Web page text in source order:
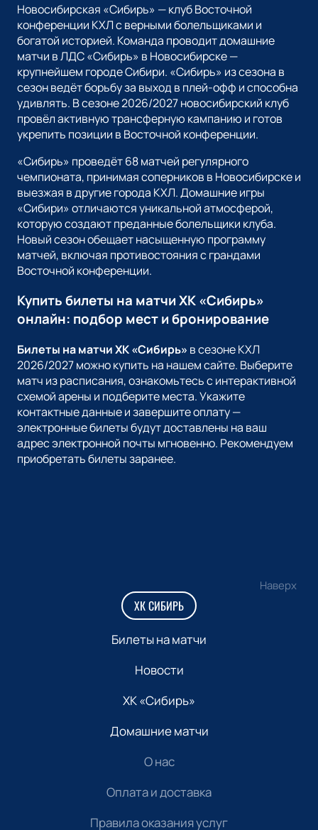
Новосибирская «Сибирь» — клуб Восточной
конференции КХЛ с верными болельщиками и
богатой историей. Команда проводит домашние
матчи в ЛДС «Сибирь» в Новосибирске —
крупнейшем городе Сибири. «Сибирь» из сезона в
сезон ведёт борьбу за выход в плей-офф и способна
удивлять. В сезоне 2026/2027 новосибирский клуб
провёл активную трансферную кампанию и готов
укрепить позиции в Восточной конференции.
«Сибирь» проведёт 68 матчей регулярного
чемпионата, принимая соперников в Новосибирске и
выезжая в другие города КХЛ. Домашние игры
«Сибири» отличаются уникальной атмосферой,
которую создают преданные болельщики клуба.
Новый сезон обещает насыщенную программу
матчей, включая противостояния с грандами
Восточной конференции.
Купить билеты на матчи ХК «Сибирь»
онлайн: подбор мест и бронирование
Билеты на матчи ХК «Сибирь» в сезоне КХЛ
2026/2027 можно купить на нашем сайте. Выберите
матч из расписания, ознакомьтесь с интерактивной
схемой арены и подберите места. Укажите
контактные данные и завершите оплату —
электронные билеты будут доставлены на ваш
адрес электронной почты мгновенно. Рекомендуем
приобретать билеты заранее.
Наверх
ХК СИБИРЬ
Билеты на матчи
Новости
ХК «Сибирь»
Домашние матчи
О нас
Оплата и доставка
Правила оказания услуг